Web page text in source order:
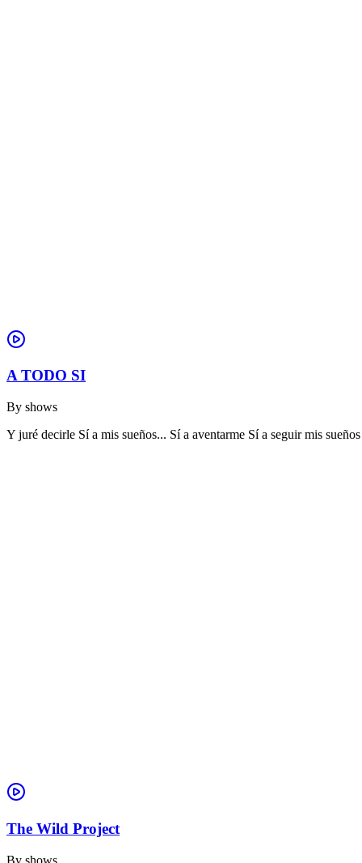
A TODO SI
By shows
Y juré decirle Sí a mis sueños... Sí a aventarme Sí a seguir mis
The Wild Project
By shows